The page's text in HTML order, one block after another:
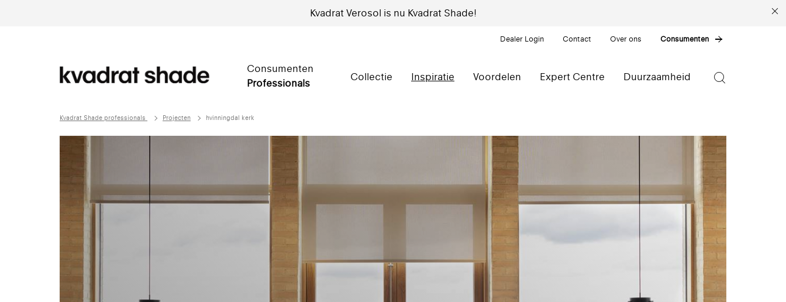
Kvadrat Verosol is nu Kvadrat Shade!
Dealer Login Contact Over ons Consumenten
Consumenten
Professionals
Collectie Inspiratie Voordelen Expert Centre Duurzaamheid
Kvadrat Shade professionals Projecten hvinningdal kerk